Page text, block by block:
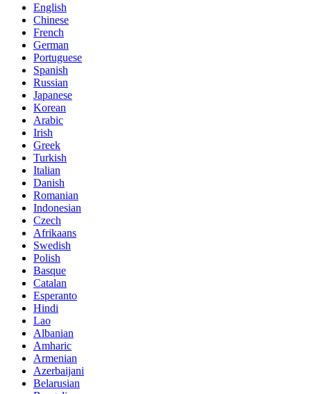
English
Chinese
French
German
Portuguese
Spanish
Russian
Japanese
Korean
Arabic
Irish
Greek
Turkish
Italian
Danish
Romanian
Indonesian
Czech
Afrikaans
Swedish
Polish
Basque
Catalan
Esperanto
Hindi
Lao
Albanian
Amharic
Armenian
Azerbaijani
Belarusian